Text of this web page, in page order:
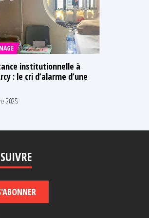
institutionnelle à
: le cri d’alarme d’une
2025